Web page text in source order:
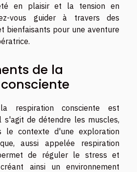
en plaisir et la tension en
vous guider à travers des
bienfaisants pour une aventure
de la
respiration consciente est
s'agit de détendre les muscles,
le contexte d'une exploration
aussi appelée respiration
de réguler le stress et
ainsi un environnement